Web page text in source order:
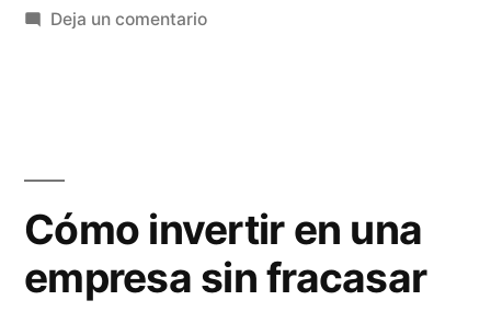
rentable
Deja un comentarioen
endeudándome?
Cómo invertir en una
empresa sin fracasar